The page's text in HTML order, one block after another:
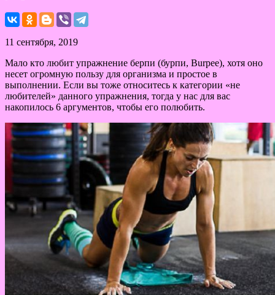
11 сентября, 2019
Мало кто любит упражнение берпи (бурпи, Burpee), хотя оно
несет огромную пользу для организма и простое в
выполнении. Если вы тоже относитесь к категории «не
любителей» данного упражнения, тогда у нас для вас
накопилось 6 аргументов, чтобы его полюбить.